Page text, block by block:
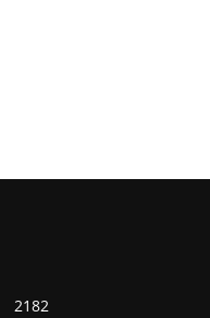
2182